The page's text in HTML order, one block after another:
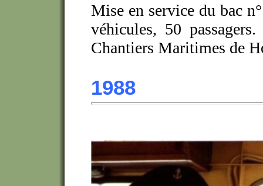
Mise en service du bac
véhicules, 50
Chantiers Maritimes de
1988